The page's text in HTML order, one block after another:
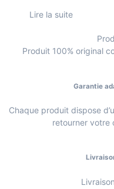
Lire la suite
Produit 100% original
Garantie
Chaque produit dispose
retourner votre